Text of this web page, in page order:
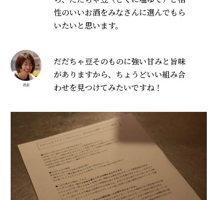
性のいいお酒をみなさんに選んでもら
いたいと思います。
渡部
だだちゃ豆そのものに強い甘みと旨味
がありますから、ちょうどいい組み合
わせを見つけてみたいですね！